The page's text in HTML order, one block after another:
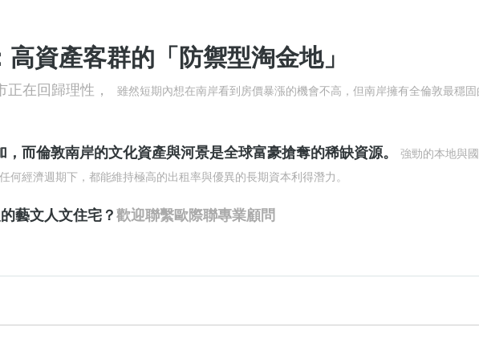
資產客群的「防禦型淘金地」
在回歸理性， 雖然短期內想在南岸看到房價暴漲的機會不高，但南岸擁有全倫敦最穩固
，而倫敦南岸的文化資產與河景是全球富豪搶奪的稀缺資源。
強勁的本地與
何經濟週期下，都能維持極高的出租率與優異的長期資本利得潛力。
藝文人文住宅？ 歡迎聯繫歐際聯專業顧問